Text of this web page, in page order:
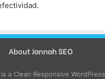
About Jannah SEO
a Clean Responsive WordPress